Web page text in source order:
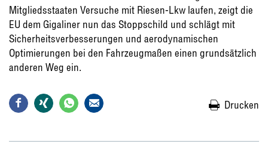
Mitgliedsstaaten Versuche mit Riesen-Lkw laufen, zeigt die
EU dem Gigaliner nun das Stoppschild und schlägt mit
Sicherheitsverbesserungen und aerodynamischen
Optimierungen bei den Fahrzeugmaßen einen grundsätzlich
anderen Weg ein.
Drucken